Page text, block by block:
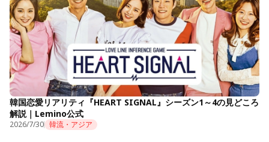
韓国恋愛リアリティ『HEART SIGNAL』シーズン1～4の見どころ
解説｜Lemino公式
2026/7/30 韓流・アジア